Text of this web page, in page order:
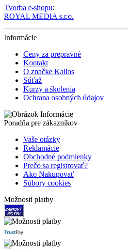
Tvorba e-shopu:
ROYAL MEDIA s.r.o.
Informácie
Ceny za prepravné
Kontakt
O značke Kallos
Súťaž
Kurzy a školenia
Ochrana osobných údajov
Poradňa pre zákazníkov
Vaše otázky
Reklamácie
Obchodné podmienky
Prečo sa registrovať?
Ako Nakupovať
Súbory cookies
Možnosti platby